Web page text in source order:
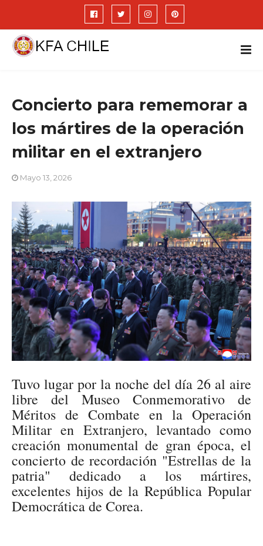
Concierto para rememorar a
los mártires de la operación
militar en el extranjero
Mayo 13, 2026
Tuvo lugar por la noche del día 26 al aire
libre del Museo Conmemorativo de
Méritos de Combate en la Operación
Militar en Extranjero, levantado como
creación monumental de gran época, el
concierto de recordación "Estrellas de la
patria" dedicado a los mártires,
excelentes hijos de la República Popular
Democrática de Corea.